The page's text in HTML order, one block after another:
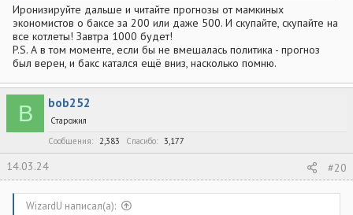
Иронизируйте дальше и читайте прогнозы от мамкиных
экономистов о баксе за 200 или даже 500. И скупайте, скупайте на
все котлеты! Завтра 1000 будет!
P.S. А в том моменте, если бы не вмешалась политика - прогноз
был верен, и бакс катался ещё вниз, насколько помню.
B bob252
Старожил
Сообщения
2,383 Спасибо 3,177
14.03.24 #20
WizardU написал(а):